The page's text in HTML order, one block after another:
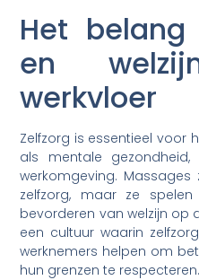
Het belang
en
werkvloer
Zelfzorg is essentieel voor
als mentale
werkomgeving.
zelfzorg, maar ze
bevorderen van welzijn op
een cultuur waarin
werknemers helpen om
hun grenzen te respecteren.